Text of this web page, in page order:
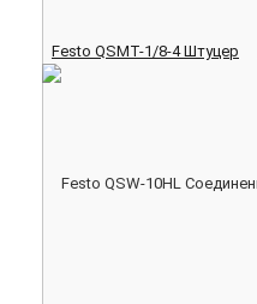
Festo QSMT-1/8-4 Штуцер